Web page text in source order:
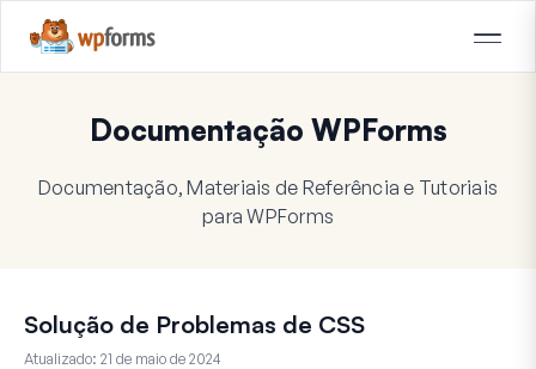
Documentação WPForms
Documentação, Materiais de Referência e Tutoriais
para WPForms
Solução de Problemas de CSS
Atualizado: 21 de maio de 2024